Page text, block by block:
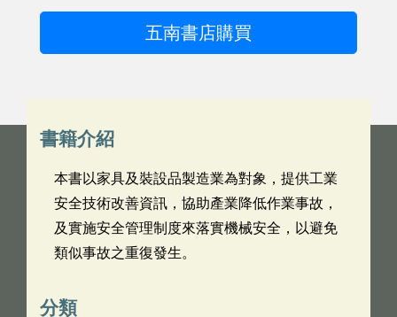
五南書店購買
書籍介紹
本書以家具及裝設品製造業為對象，提供工業
安全技術改善資訊，協助產業降低作業事故，
及實施安全管理制度來落實機械安全，以避免
類似事故之重復發生。
分類